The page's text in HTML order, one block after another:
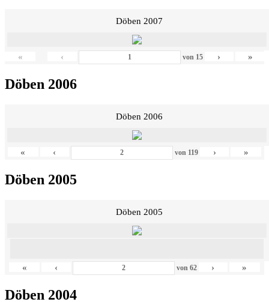
Döben 2007
« ‹ von 15 › »
Döben 2006
Döben 2006
« ‹ von 119 › »
Döben 2005
Döben 2005
« ‹ von 62 › »
Döben 2004